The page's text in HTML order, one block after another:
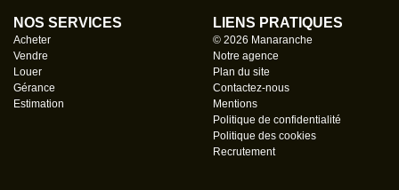
NOS SERVICES
Acheter
Vendre
Louer
Gérance
Estimation
LIENS PRATIQUES
© 2026 Manaranche
Notre agence
Plan du site
Contactez-nous
Mentions
Politique de confidentialité
Politique des cookies
Recrutement